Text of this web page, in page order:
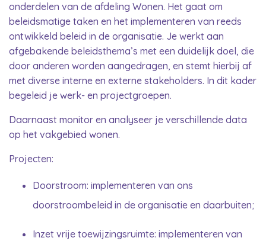
onderdelen van de afdeling Wonen. Het gaat om
beleidsmatige taken en het implementeren van reeds
ontwikkeld beleid in de organisatie. Je werkt aan
afgebakende beleidsthema’s met een duidelijk doel, die
door anderen worden aangedragen, en stemt hierbij af
met diverse interne en externe stakeholders. In dit kader
begeleid je werk- en projectgroepen.
Daarnaast monitor en analyseer je verschillende data
op het vakgebied wonen.
Projecten:
Doorstroom: implementeren van ons
doorstroombeleid in de organisatie en daarbuiten;
Inzet vrije toewijzingsruimte: implementeren van